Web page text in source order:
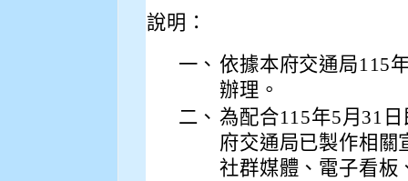
說明：
一、 依據本府交通局115
辦理。
二、 為配合115年5月31
府交通局已製作相關
社群媒體、電子看板